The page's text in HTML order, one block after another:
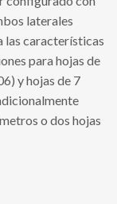
laterales
las características
para hojas de
y hojas de 7
o dos hojas